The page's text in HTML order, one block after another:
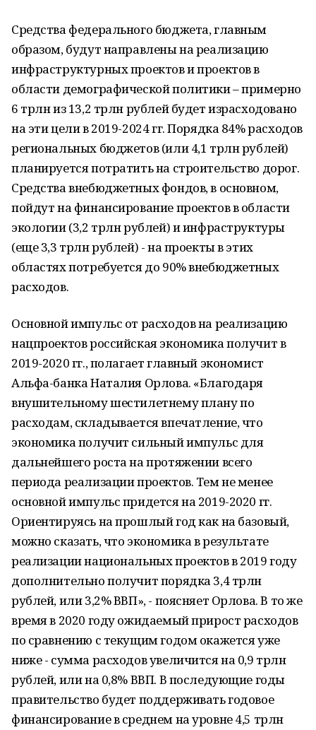
Средства федерального бюджета, главным
образом, будут направлены на реализацию
инфраструктурных проектов и проектов в
области демографической политики – примерно
6 трлн из 13,2 трлн рублей будет израсходовано
на эти цели в 2019-2024 гг. Порядка 84% расходов
региональных бюджетов (или 4,1 трлн рублей)
планируется потратить на строительство дорог.
Средства внебюджетных фондов, в основном,
пойдут на финансирование проектов в области
экологии (3,2 трлн рублей) и инфраструктуры
(еще 3,3 трлн рублей) - на проекты в этих
областях потребуется до 90% внебюджетных
расходов.
Основной импульс от расходов на реализацию
нацпроектов российская экономика получит в
2019-2020 гг., полагает главный экономист
Альфа-банка Наталия Орлова. «Благодаря
внушительному шестилетнему плану по
расходам, складывается впечатление, что
экономика получит сильный импульс для
дальнейшего роста на протяжении всего
периода реализации проектов. Тем не менее
основной импульс придется на 2019-2020 гг.
Ориентируясь на прошлый год как на базовый,
можно сказать, что экономика в результате
реализации национальных проектов в 2019 году
дополнительно получит порядка 3,4 трлн
рублей, или 3,2% ВВП», - поясняет Орлова. В то же
время в 2020 году ожидаемый прирост расходов
по сравнению с текущим годом окажется уже
ниже - сумма расходов увеличится на 0,9 трлн
рублей, или на 0,8% ВВП. В последующие годы
правительство будет поддерживать годовое
финансирование в среднем на уровне 4,5 трлн